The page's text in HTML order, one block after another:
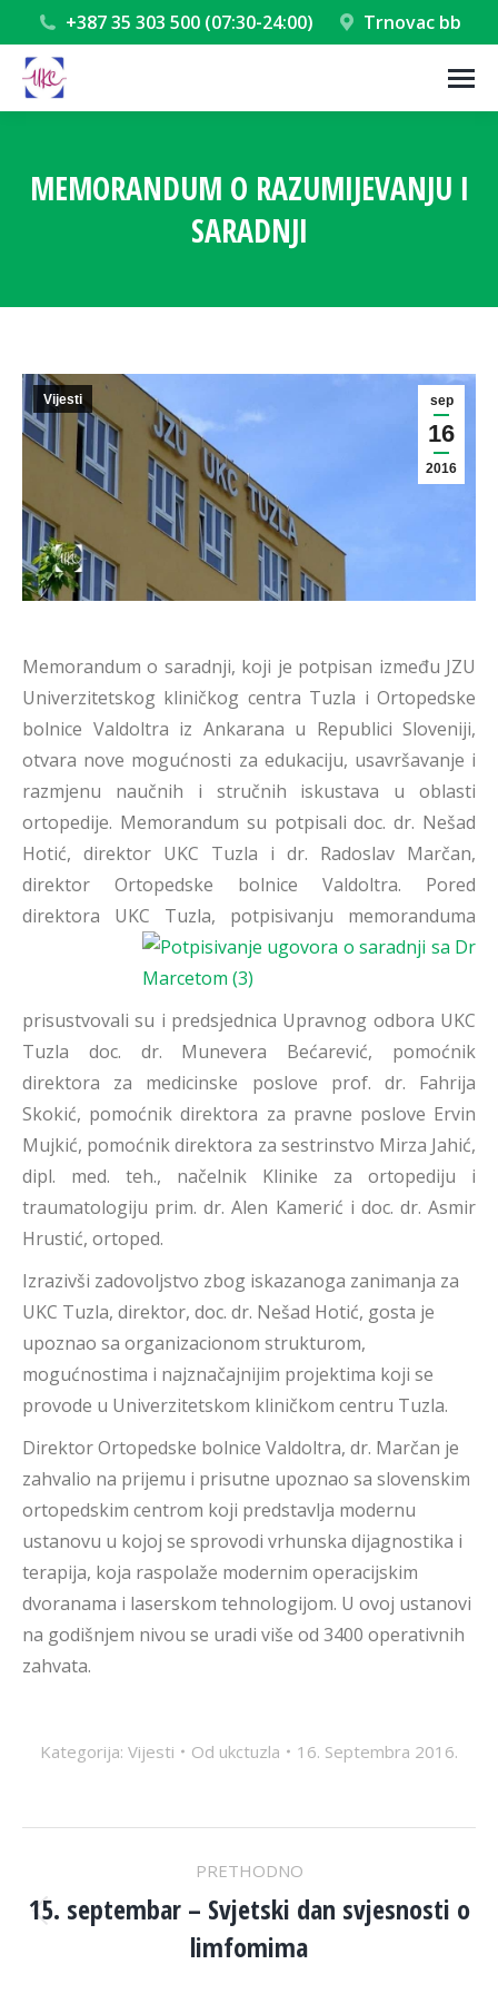
+387 35 303 500 (07:30-24:00) Trnovac bb
MEMORANDUM O RAZUMIJEVANJU I
SARADNJI
sep
16
2016
Vijesti
Memorandum o saradnji, koji je potpisan između JZU
Univerzitetskog kliničkog centra Tuzla i Ortopedske
bolnice Valdoltra iz Ankarana u Republici Sloveniji,
otvara nove mogućnosti za edukaciju, usavršavanje i
razmjenu naučnih i stručnih iskustava u oblasti
ortopedije. Memorandum su potpisali doc. dr. Nešad
Hotić, direktor UKC Tuzla i dr. Radoslav Marčan,
direktor Ortopedske bolnice Valdoltra. Pored
direktora UKC Tuzla, potpisivanju memoranduma
prisustvovali su i predsjednica Upravnog odbora UKC
Tuzla doc. dr. Munevera Bećarević, pomoćnik
direktora za medicinske poslove prof. dr. Fahrija
Skokić, pomoćnik direktora za pravne poslove Ervin
Mujkić, pomoćnik direktora za sestrinstvo Mirza Jahić,
dipl. med. teh., načelnik Klinike za ortopediju i
traumatologiju prim. dr. Alen Kamerić i doc. dr. Asmir
Hrustić, ortoped.
Izrazivši zadovoljstvo zbog iskazanoga zanimanja za
UKC Tuzla, direktor, doc. dr. Nešad Hotić, gosta je
upoznao sa organizacionom strukturom,
mogućnostima i najznačajnijim projektima koji se
provode u Univerzitetskom kliničkom centru Tuzla.
Direktor Ortopedske bolnice Valdoltra, dr. Marčan je
zahvalio na prijemu i prisutne upoznao sa slovenskim
ortopedskim centrom koji predstavlja modernu
ustanovu u kojoj se sprovodi vrhunska dijagnostika i
terapija, koja raspolaže modernim operacijskim
dvoranama i laserskom tehnologijom. U ovoj ustanovi
na godišnjem nivou se uradi više od 3400 operativnih
zahvata.
Kategorija: Vijesti Od ukctuzla 16. Septembra 2016.
NAVIGATION
PRETHODNO
Previous
post:
15. septembar – Svjetski dan svjesnosti o
limfomima